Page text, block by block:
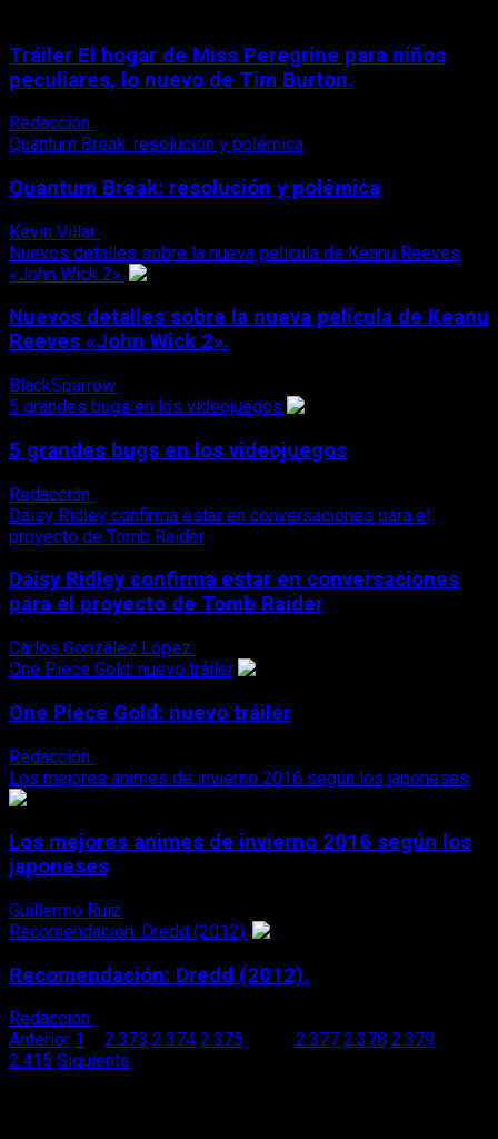
Tráiler El hogar de Miss Peregrine para niños
peculiares, lo nuevo de Tim Burton.
Redacción
Quantum Break: resolución y polémica
Quantum Break: resolución y polémica
Kevin Villar
Nuevos detalles sobre la nueva película de Keanu Reeves
«John Wick 2».
Nuevos detalles sobre la nueva película de Keanu
Reeves «John Wick 2».
BlackSparrow
5 grandes bugs en los videojuegos
5 grandes bugs en los videojuegos
Redacción
Daisy Ridley confirma estar en conversaciones para el
proyecto de Tomb Raider
Daisy Ridley confirma estar en conversaciones
para el proyecto de Tomb Raider
Carlos González López
One Piece Gold: nuevo tráiler
One Piece Gold: nuevo tráiler
Redacción
Los mejores animes de invierno 2016 según los japoneses
Los mejores animes de invierno 2016 según los
japoneses
Guillermo Ruiz
Recomendación: Dredd (2012).
Recomendación: Dredd (2012).
Redacción
Paginación
de
Anterior 1 2.373 2.374 2.375 2.377 2.378 2.379
2.415 Siguiente